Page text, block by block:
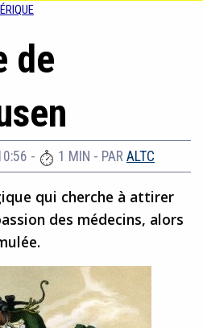
de
- 1 MIN - PAR ALTC
qui cherche à attirer
des médecins, alors